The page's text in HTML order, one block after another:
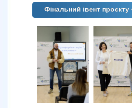
Фінальний івент